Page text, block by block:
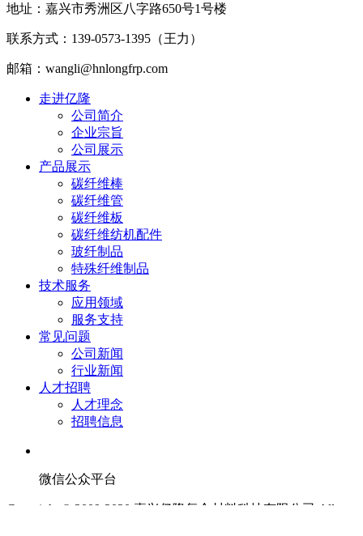
地址：嘉兴市秀洲区八字路650号1号楼
联系方式：139-0573-1395（王力）
邮箱：wangli@hnlongfrp.com
走进亿隆
公司简介
企业宗旨
公司展示
产品展示
碳纤维棒
碳纤维管
碳纤维板
碳纤维纺机配件
玻纤制品
特殊纤维制品
技术服务
应用领域
服务支持
常见问题
公司新闻
行业新闻
人才招聘
人才理念
招聘信息
微信公众平台
Copyright © 2009-2020 嘉兴亿隆复合材料科技有限公司 All